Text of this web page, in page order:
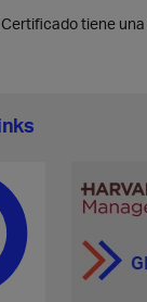
tiene